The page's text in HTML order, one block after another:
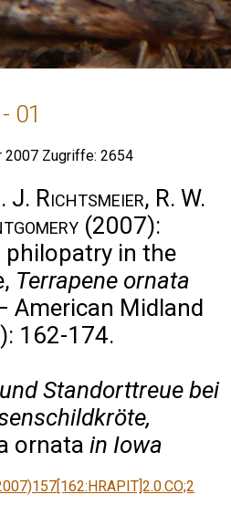
01
2007 Zugriffe: 2654
J. Richtsmeier, R. W.
(2007):
philopatry in the
Terrapene ornata
American Midland
162-174.
Standorttreue bei
ornata in Iowa